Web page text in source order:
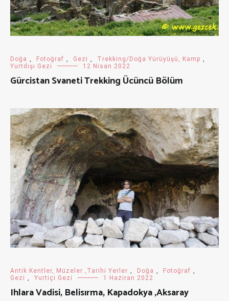
Doğa , Fotoğraf , Gezi , Trekking/Doğa Yürüyüşü, Kamp ,
Yurtdışı Gezi
12 Nisan 2022
Gürcistan Svaneti Trekking Ücüncü Bölüm
Antik Kentler, Müzeler ,Tarihi Yerler Doğa Fotoğraf
Gezi
Yurtiçi Gezi 1 Haziran 2022
Ihlara Vadisi, Belisırma, Kapadokya ,Aksaray